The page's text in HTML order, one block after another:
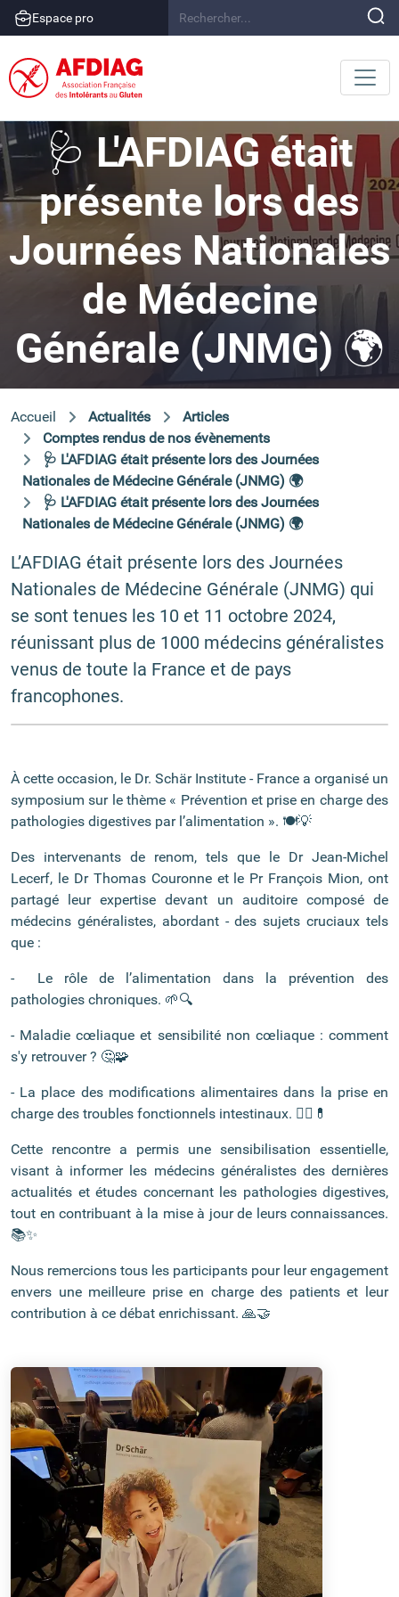
Espace pro
🩺 L'AFDIAG était
présente lors des
Journées Nationales
de Médecine
Générale (JNMG) 🌍
Accueil Actualités
Articles
Comptes rendus de nos évènements
🩺 L'AFDIAG était présente lors des Journées
Nationales de Médecine Générale (JNMG) 🌍
🩺 L'AFDIAG était présente lors des Journées
Nationales de Médecine Générale (JNMG) 🌍
L’AFDIAG était présente lors des Journées
Nationales de Médecine Générale (JNMG) qui
se sont tenues les 10 et 11 octobre 2024,
réunissant plus de 1000 médecins généralistes
venus de toute la France et de pays
francophones.
À cette occasion, le Dr. Schär Institute - France a organisé un
symposium sur le thème « Prévention et prise en charge des
pathologies digestives par l’alimentation ». 🍽️💡
Des intervenants de renom, tels que le Dr Jean-Michel
Lecerf, le Dr Thomas Couronne et le Pr François Mion, ont
partagé leur expertise devant un auditoire composé de
médecins généralistes, abordant - des sujets cruciaux tels
que :
- Le rôle de l’alimentation dans la prévention des
pathologies chroniques. 🌱🔍
- Maladie cœliaque et sensibilité non cœliaque : comment
s'y retrouver ? 🤔🧩
- La place des modifications alimentaires dans la prise en
charge des troubles fonctionnels intestinaux. 🚶‍♂️💊
Cette rencontre a permis une sensibilisation essentielle,
visant à informer les médecins généralistes des dernières
actualités et études concernant les pathologies digestives,
tout en contribuant à la mise à jour de leurs connaissances.
📚✨
Nous remercions tous les participants pour leur engagement
envers une meilleure prise en charge des patients et leur
contribution à ce débat enrichissant. 🙏🤝